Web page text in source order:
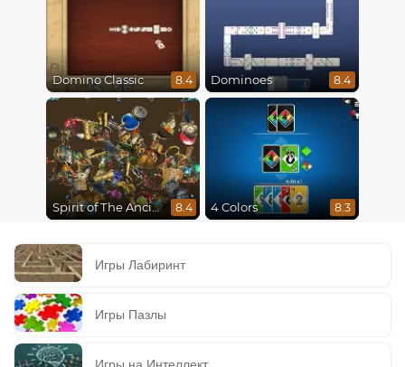
Domino Classic 8.4 Dominoes 8.4
Spirit of The Ancient Forest 8.4 4 Colors 8.3
Игры Лабиринт
Игры Пазлы